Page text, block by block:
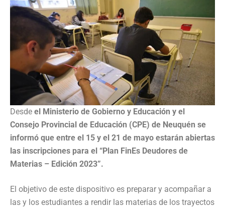
Desde el Ministerio de Gobierno y Educación y el
Consejo Provincial de Educación (CPE) de Neuquén se
informó que entre el 15 y el 21 de mayo estarán abiertas
las inscripciones para el “Plan FinEs Deudores de
Materias – Edición 2023”.
El objetivo de este dispositivo es preparar y acompañar a
las y los estudiantes a rendir las materias de los trayectos